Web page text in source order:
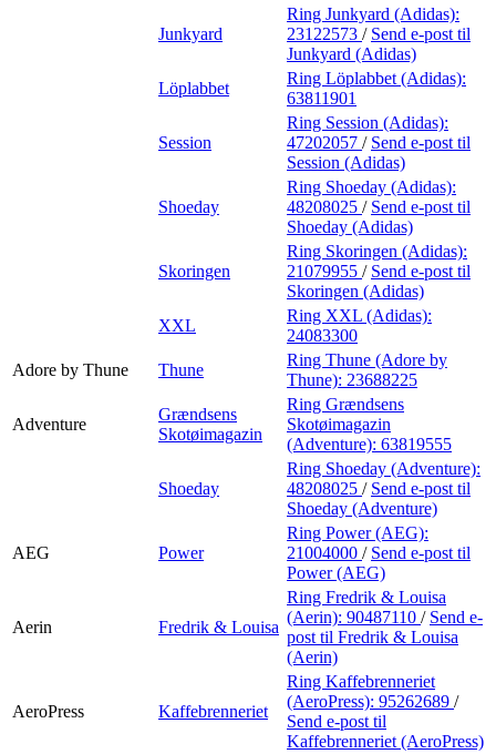
Junkyard
Ring Junkyard (Adidas):
23122573 / Send e-post til
Junkyard (Adidas)
Löplabbet
Ring Löplabbet (Adidas):
63811901
Session
Ring Session (Adidas):
47202057 / Send e-post til
Session (Adidas)
Shoeday
Ring Shoeday (Adidas):
48208025 / Send e-post til
Shoeday (Adidas)
Skoringen
Ring Skoringen (Adidas):
21079955 / Send e-post til
Skoringen (Adidas)
XXL
Ring XXL (Adidas):
24083300
Adore by Thune
Thune
Ring Thune (Adore by
Thune): 23688225
Adventure
Grændsens
Skotøimagazin
Ring Grændsens
Skotøimagazin
(Adventure): 63819555
Shoeday
Ring Shoeday (Adventure):
48208025 / Send e-post til
Shoeday (Adventure)
AEG Power
Ring Power (AEG):
21004000 / Send e-post til
Power (AEG)
Aerin Fredrik & Louisa
Ring Fredrik & Louisa
(Aerin): 90487110 / Send e-
post til Fredrik & Louisa
(Aerin)
AeroPress Kaffebrenneriet
Ring Kaffebrenneriet
(AeroPress): 95262689 /
Send e-post til
Kaffebrenneriet (AeroPress)